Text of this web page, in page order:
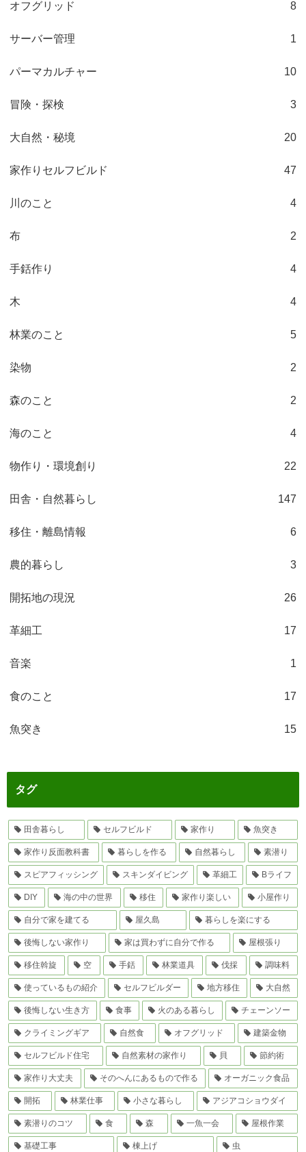
オフグリッド 8
サーバー管理 1
パーマカルチャー 10
冒険・探検 3
大自然・秘境 20
家作りセルフビルド 47
川のこと 4
布 2
手銛作り 4
木 4
林業のこと 5
染物 2
森のこと 2
海のこと 4
物作り・環境創り 22
田舎・自然暮らし 147
移住・離島情報 6
農的暮らし 3
開拓地の現況 26
革細工 17
音楽 1
食のこと 17
魚突き 15
タグ
田舎暮らし セルフビルド 家作り 魚突き
家作り反面教科書 暮らしを作る 自然暮らし 素潜り
スピアフィッシング スキンダイビング 革細工 Bライフ
DIY 海の中の世界 移住 家作り楽しい 小屋作り
自分で家を建てる 屋久島 暮らしを楽にする
後悔しない家作り 家は買わずに自分で作る 屋根張り
移住斡旋 空 手銛 林業道具 伐採 調味料
使っているもの紹介 セルフビルダー 地方移住 大自然
後悔しない生き方 食事 火のある暮らし チェーンソー
クライミングギア 自然食 オフグリッド 建築金物
セルフビルド住宅 自然素材の家作り 貝 節約術
家作り大丈夫 そのへんにあるもので作る オーガニック食品
開拓 林業仕事 小さな暮らし アジアコショウダイ
素潜りのコツ 食 森 一魚一会 屋根作業
基礎工事 棟上げ 虫